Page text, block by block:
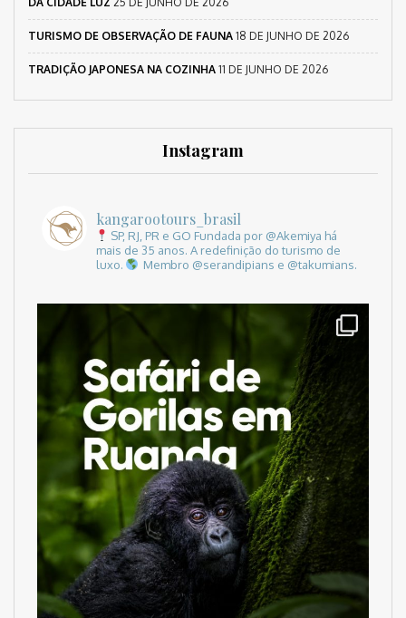
TURISMO DE OBSERVAÇÃO DE FAUNA 18 DE JUNHO DE 2026
TRADIÇÃO JAPONESA NA COZINHA 11 DE JUNHO DE 2026
Instagram
kangarootours_brasil
SP, RJ, PR e GO Fundada por @Akemiya há
mais de 35 anos. A redefinição do turismo de
luxo.
Membro @serandipians e @takumians.